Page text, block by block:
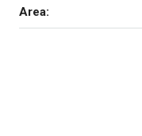
Area: